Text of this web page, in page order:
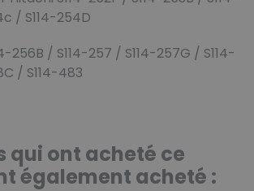
/ S114-254D
256B / S114-257 / S114-257G / S114-
/ S114-483
qui ont acheté ce
également acheté :